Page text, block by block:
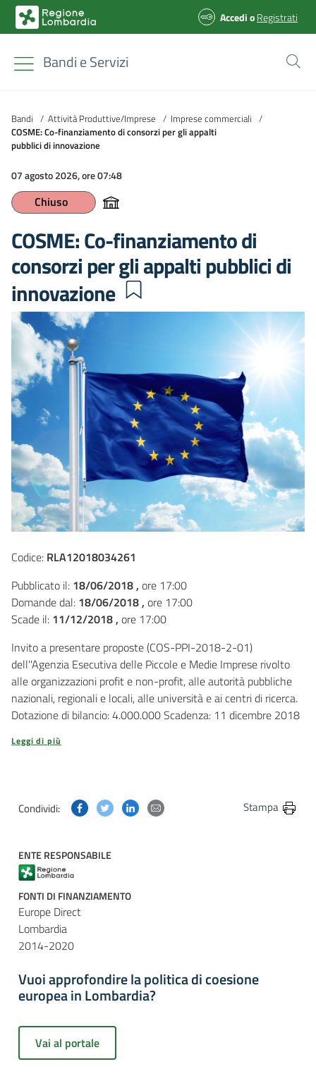
AccedioRegistrati
Bandi e Servizi
Bandi / Attività Produttive/Imprese / Imprese commerciali /
COSME: Co-finanziamento di consorzi per gli appalti
pubblici di innovazione
07 agosto 2026, ore 07:48
Chiuso
COSME: Co-finanziamento di
consorzi per gli appalti pubblici di
innovazione
Codice: RLA12018034261
Pubblicato il: 18/06/2018 , ore 17:00
Domande dal: 18/06/2018 , ore 17:00
Scade il: 11/12/2018 , ore 17:00
Invito a presentare proposte (COS-PPI-2018-2-01)
dell''Agenzia Esecutiva delle Piccole e Medie Imprese rivolto
alle organizzazioni profit e non-profit, alle autorità pubbliche
nazionali, regionali e locali, alle università e ai centri di ricerca.
Dotazione di bilancio: 4.000.000 Scadenza: 11 dicembre 2018
Leggi di più
Condividi: Condividi questa pagina su Facebook
Condividi questa pagina su Twitter
Condividi questa pagina su Linkedin
Condividi questa pagina via
Stampa
ENTE RESPONSABILE
FONTI DI FINANZIAMENTO
Europe Direct
Lombardia
2014-2020
Vuoi approfondire la politica di coesione
europea in Lombardia?
Vai al portale